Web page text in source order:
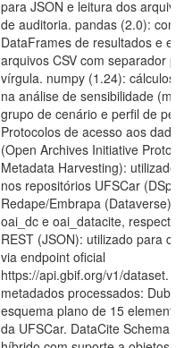
para JSON e leitura dos
de auditoria. pandas (2.0):
DataFrames de resultados e
arquivos CSV com separador
vírgula. numpy (1.24): cálculos
na análise de sensibilidade
grupo de cenário e perfil de
Protocolos de acesso aos
(Open Archives Initiative
Metadata Harvesting): utilizado
nos repositórios UFSCar
Redape/Embrapa (Dataverse),
oai_dc e oai_datacite,
REST (JSON): utilizado para
via endpoint oficial
https://api.gbif.org/v1/dataset.
metadados processados:
esquema plano de 15
da UFSCar. DataCite Schema